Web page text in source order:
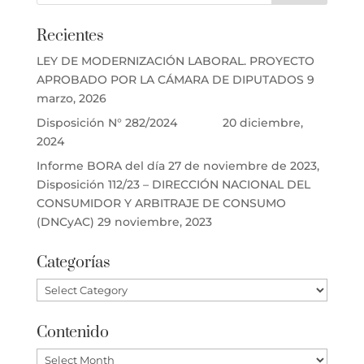
Recientes
LEY DE MODERNIZACIÓN LABORAL. PROYECTO
APROBADO POR LA CÁMARA DE DIPUTADOS 9
marzo, 2026
Disposición N° 282/2024
20 diciembre,
2024
Informe BORA del día 27 de noviembre de 2023,
Disposición 112/23 – DIRECCIÓN NACIONAL DEL
CONSUMIDOR Y ARBITRAJE DE CONSUMO
(DNCyAC) 29 noviembre, 2023
Categorías
Categorías
Contenido
Contenido